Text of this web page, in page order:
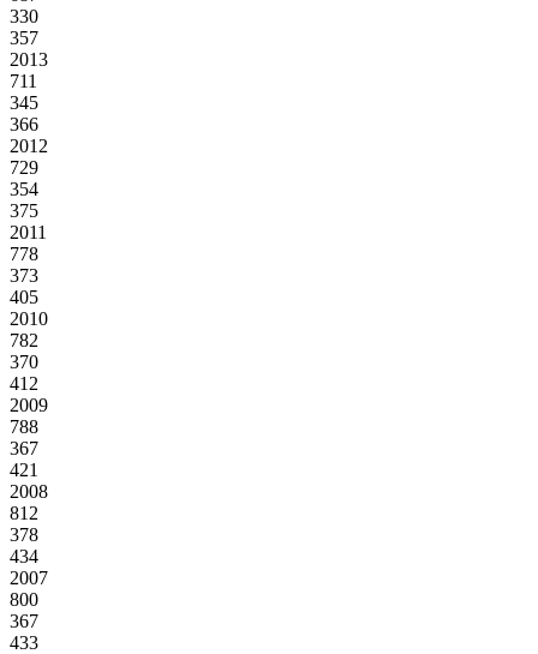
330
357
2013
711
345
366
2012
729
354
375
2011
778
373
405
2010
782
370
412
2009
788
367
421
2008
812
378
434
2007
800
367
433